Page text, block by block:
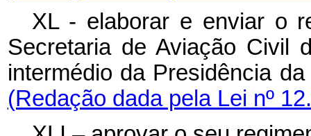
XL - elaborar e enviar o
Secretaria de Aviação Civil
intermédio da Presidência
(Redação dada pela Lei nº